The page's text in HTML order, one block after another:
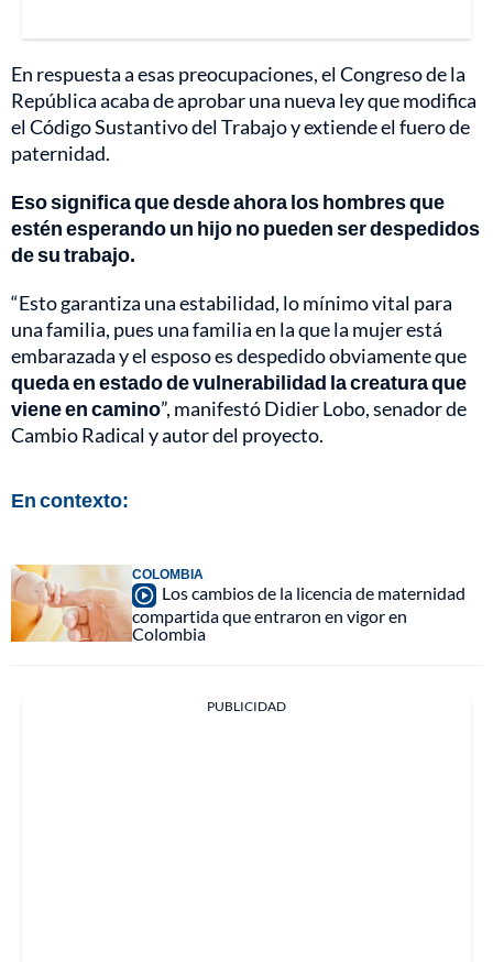
En respuesta a esas preocupaciones, el Congreso de la
República acaba de aprobar una nueva ley que modifica
el Código Sustantivo del Trabajo y extiende el fuero de
paternidad.
Eso significa que desde ahora los hombres que
estén esperando un hijo no pueden ser despedidos
de su trabajo.
“Esto garantiza una estabilidad, lo mínimo vital para
una familia, pues una familia en la que la mujer está
embarazada y el esposo es despedido obviamente que
queda en estado de vulnerabilidad la creatura que
viene en camino”, manifestó Didier Lobo, senador de
Cambio Radical y autor del proyecto.
En contexto:
COLOMBIA
Los cambios de la licencia de maternidad
compartida que entraron en vigor en
Colombia
PUBLICIDAD